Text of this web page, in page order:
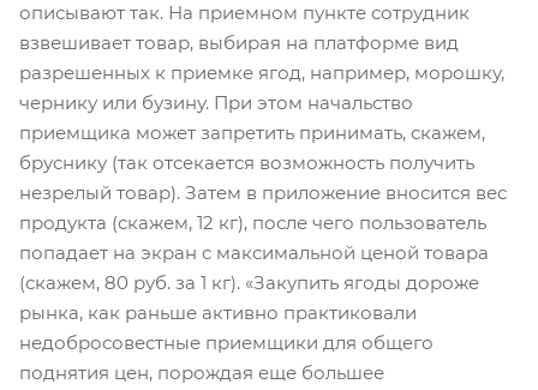
описывают так. На приемном пункте сотрудник
взвешивает товар, выбирая на платформе вид
разрешенных к приемке ягод, например, морошку,
чернику или бузину. При этом начальство
приемщика может запретить принимать, скажем,
бруснику (так отсекается возможность получить
незрелый товар). Затем в приложение вносится вес
продукта (скажем, 12 кг), после чего пользователь
попадает на экран с максимальной ценой товара
(скажем, 80 руб. за 1 кг). «Закупить ягоды дороже
рынка, как раньше активно практиковали
недобросовестные приемщики для общего
поднятия цен, порождая еще большее